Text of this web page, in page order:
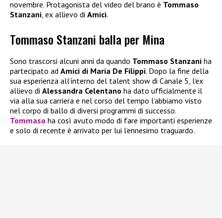
novembre. Protagonista del video del brano è Tommaso
Stanzani , ex allievo di Amici.
Tommaso Stanzani balla per Mina
Sono trascorsi alcuni anni da quando Tommaso Stanzani ha
partecipato ad Amici di Maria De Filippi. Dopo la fine della
sua esperienza all’interno del talent show di Canale 5, l’ex
allievo di Alessandra Celentano ha dato ufficialmente il
via alla sua carriera e nel corso del tempo l’abbiamo visto
nel corpo di ballo di diversi programmi di successo.
Tommaso ha così avuto modo di fare importanti esperienze
e solo di recente è arrivato per lui l’ennesimo traguardo.